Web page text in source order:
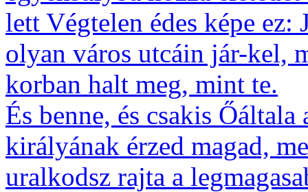
lett Végtelen édes képe
olyan város utcáin jár-kel,
korban halt meg, mint te.
És benne, és csakis
királyának érzed magad,
uralkodsz rajta a